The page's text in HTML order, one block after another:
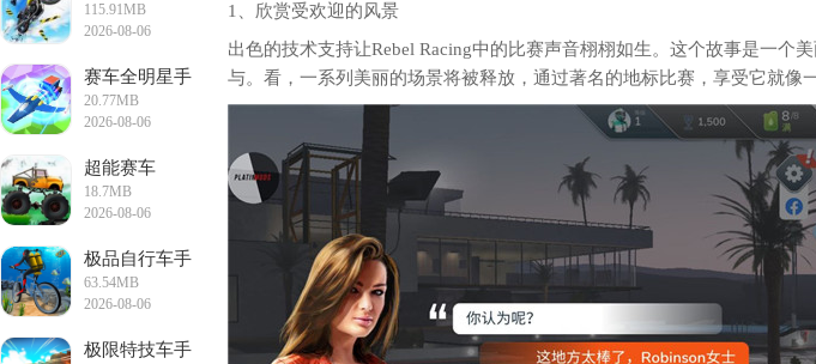
卓版
115.91MB
2026-08-06
赛车全明星手
游
20.77MB
2026-08-06
超能赛车
18.7MB
2026-08-06
极品自行车手
游最新版
63.54MB
2026-08-06
极限特技车手
1、欣赏受欢迎的风景
出色的技术支持让Rebel Racing中的比赛声音栩栩如生。这个故事是一个
与。看，一系列美丽的场景将被释放，通过著名的地标比赛，享受它就像